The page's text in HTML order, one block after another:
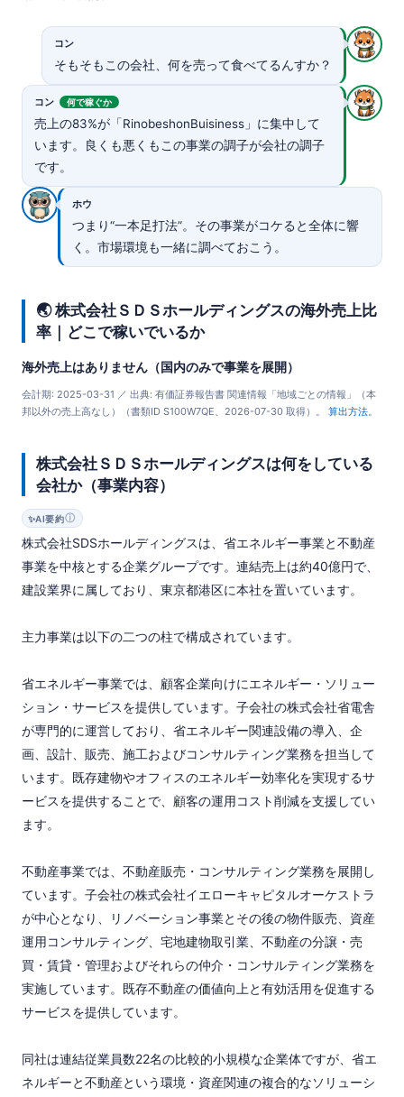
コン
そもそもこの会社、何を売って食べてるんすか？
コン 何で稼ぐか
売上の83%が「RinobeshonBuisiness」に集中して
います。良くも悪くもこの事業の調子が会社の調子
です。
ホウ
つまり“一本足打法”。その事業がコケると全体に響
く。市場環境も一緒に調べておこう。
🌏 株式会社ＳＤＳホールディングスの海外売上比
率｜どこで稼いでいるか
海外売上はありません（国内のみで事業を展開）
会計期: 2025-03-31 ／ 出典: 有価証券報告書 関連情報「地域ごとの情報」（本
邦以外の売上高なし）（書類ID S100W7QE、2026-07-30 取得）。 算出方法。
株式会社ＳＤＳホールディングスは何をしている
会社か（事業内容）
✨AI要約ⓘ
株式会社SDSホールディングスは、省エネルギー事業と不動産
事業を中核とする企業グループです。連結売上は約40億円で、
建設業界に属しており、東京都港区に本社を置いています。
主力事業は以下の二つの柱で構成されています。
省エネルギー事業では、顧客企業向けにエネルギー・ソリュー
ション・サービスを提供しています。子会社の株式会社省電舎
が専門的に運営しており、省エネルギー関連設備の導入、企
画、設計、販売、施工およびコンサルティング業務を担当して
います。既存建物やオフィスのエネルギー効率化を実現するサ
ービスを提供することで、顧客の運用コスト削減を支援してい
ます。
不動産事業では、不動産販売・コンサルティング業務を展開し
ています。子会社の株式会社イエローキャピタルオーケストラ
が中心となり、リノベーション事業とその後の物件販売、資産
運用コンサルティング、宅地建物取引業、不動産の分譲・売
買・賃貸・管理およびそれらの仲介・コンサルティング業務を
実施しています。既存不動産の価値向上と有効活用を促進する
サービスを提供しています。
同社は連結従業員数22名の比較的小規模な企業体ですが、省エ
ネルギーと不動産という環境・資産関連の複合的なソリューシ